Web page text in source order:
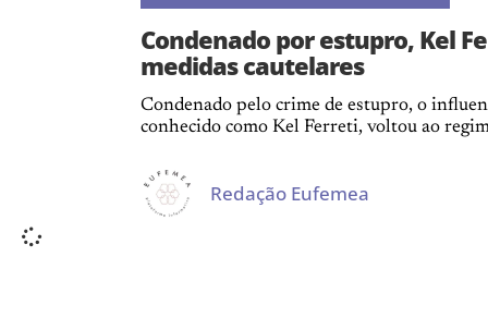
Condenado por estupro, Kel
medidas cautelares
Condenado pelo crime de estupro, o
conhecido como Kel Ferreti, voltou ao
Redação Eufemea